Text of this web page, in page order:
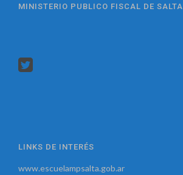
MINISTERIO PUBLICO FISCAL DE SALTA
LINKS DE INTERÉS
www.escuelampsalta.gob.ar